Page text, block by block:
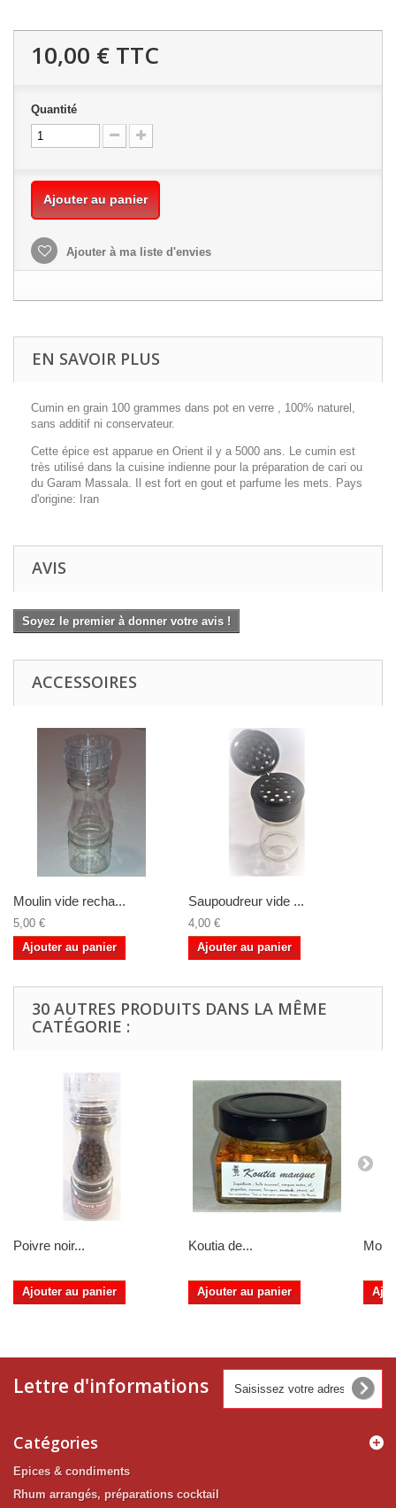
10,00 € TTC
Quantité
Ajouter au panier
Ajouter à ma liste d'envies
EN SAVOIR PLUS
Cumin en grain 100 grammes dans pot en verre , 100% naturel,
sans additif ni conservateur.
Cette épice est apparue en Orient il y a 5000 ans. Le cumin est
très utilisé dans la cuisine indienne pour la préparation de cari ou
du Garam Massala. Il est fort en gout et parfume les mets. Pays
d'origine: Iran
AVIS
Soyez le premier à donner votre avis !
ACCESSOIRES
Moulin vide recha...
5,00 €
Ajouter au panier
Saupoudreur vide ...
4,00 €
Ajouter au panier
30 AUTRES PRODUITS DANS LA MÊME
CATÉGORIE :
Poivre noir...
Ajouter au panier
Koutia de...
Ajouter au panier
Lettre d'informations
Catégories
Epices & condiments
Rhum arrangés, préparations cocktail